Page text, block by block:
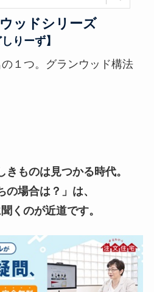
ッドシリーズ
りーず】
１つ。グランウッド構法
ものは見つかる時代。
の場合は？」は、
くのが近道です。